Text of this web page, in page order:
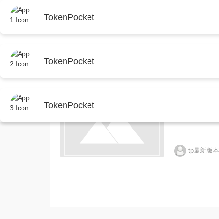
TokenPocket
TokenPocket
TokenPocket
远程看管
备”那项。根
tp最新版